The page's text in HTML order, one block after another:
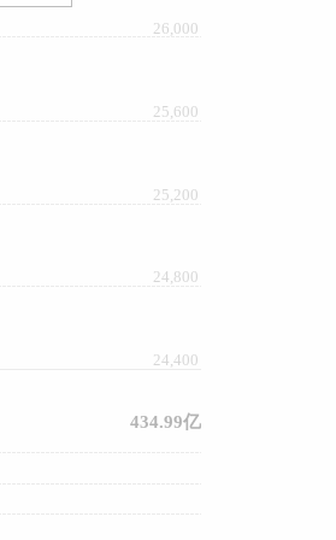
24,400
24,800
25,200
25,600
26,000
434.99亿